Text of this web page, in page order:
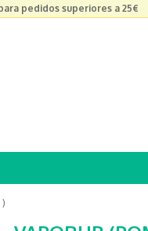
pedidos superiores a 25€
)